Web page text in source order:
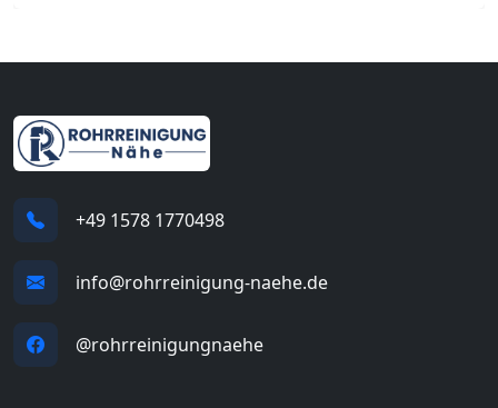
+49 1578 1770498
info@rohrreinigung-naehe.de
@rohrreinigungnaehe